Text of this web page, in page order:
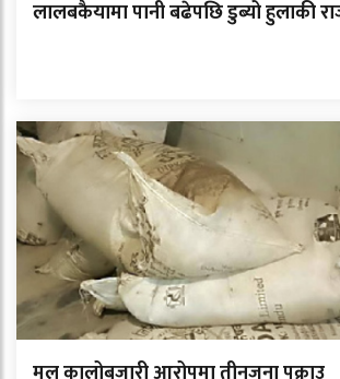
लालबकैयामा पानी बढेपछि डुब्यो हुलाकी